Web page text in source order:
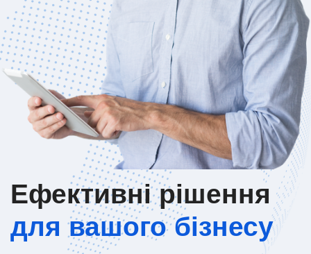
Ефективні рішення
для вашого бізнесу